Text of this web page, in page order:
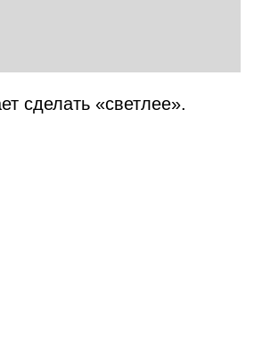
сделать «светлее».